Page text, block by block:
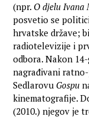
(npr. O djelu Ivana
posvetio se
hrvatske države;
radiotelevizije i
odbora. Nakon
nagrađivani
Sedlarovu Gospu
kinematografije.
(2010.) njegov je